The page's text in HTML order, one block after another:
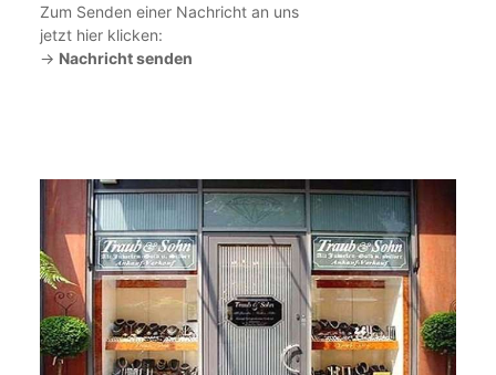
Zum Senden einer Nachricht an uns
jetzt hier klicken:
-> Nachricht senden